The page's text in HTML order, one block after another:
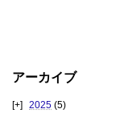
アーカイブ
2025 (5)